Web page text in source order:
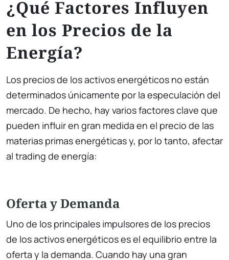
¿Qué Factores Influyen
en los Precios de la
Energía?
Los precios de los activos energéticos no están
determinados únicamente por la especulación del
mercado. De hecho, hay varios factores clave que
pueden influir en gran medida en el precio de las
materias primas energéticas y, por lo tanto, afectar
al trading de energía:
Oferta y Demanda
Uno de los principales impulsores de los precios
de los activos energéticos es el equilibrio entre la
oferta y la demanda. Cuando hay una gran